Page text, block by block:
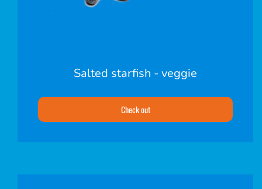
Salted starfish - veggie
Check out